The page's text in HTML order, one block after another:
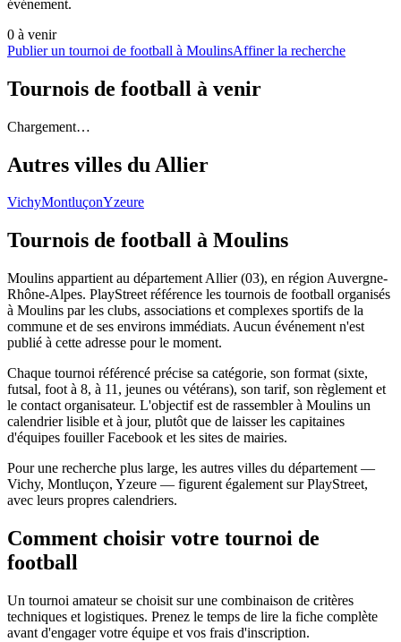
événement.
0 à venir
Publier un tournoi de football à MoulinsAffiner la recherche
Tournois de football à venir
Chargement…
Autres villes du Allier
VichyMontluçonYzeure
Tournois de football à Moulins
Moulins appartient au département Allier (03), en région Auvergne-
Rhône-Alpes. PlayStreet référence les tournois de football organisés
à Moulins par les clubs, associations et complexes sportifs de la
commune et de ses environs immédiats. Aucun événement n'est
publié à cette adresse pour le moment.
Chaque tournoi référencé précise sa catégorie, son format (sixte,
futsal, foot à 8, à 11, jeunes ou vétérans), son tarif, son règlement et
le contact organisateur. L'objectif est de rassembler à Moulins un
calendrier lisible et à jour, plutôt que de laisser les capitaines
d'équipes fouiller Facebook et les sites de mairies.
Pour une recherche plus large, les autres villes du département —
Vichy, Montluçon, Yzeure — figurent également sur PlayStreet,
avec leurs propres calendriers.
Comment choisir votre tournoi de
football
Un tournoi amateur se choisit sur une combinaison de critères
techniques et logistiques. Prenez le temps de lire la fiche complète
avant d'engager votre équipe et vos frais d'inscription.